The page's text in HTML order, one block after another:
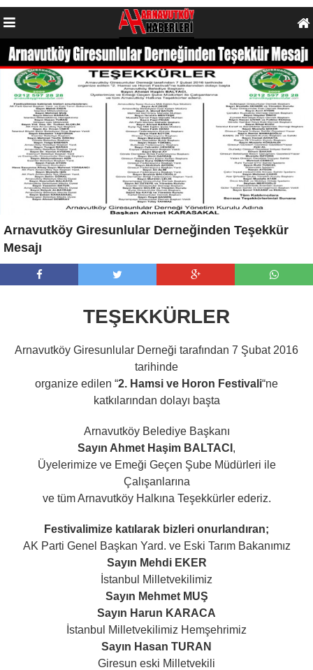
Arnavutköy Giresunlular Derneğinden Teşekkür
Mesajı
TEŞEKKÜRLER
Arnavutköy Giresunlular Derneği tarafından 7 Şubat 2016
tarihinde
organize edilen “2. Hamsi ve Horon Festivali“ne
katkılarından dolayı başta
Arnavutköy Belediye Başkanı
Sayın Ahmet Haşim BALTACI ,
Üyelerimize ve Emeği Geçen Şube Müdürleri ile
Çalışanlarına
ve tüm Arnavutköy Halkına Teşekkürler ederiz.
Festivalimize katılarak bizleri onurlandıran;
AK Parti Genel Başkan Yard. ve Eski Tarım Bakanımız
Sayın Mehdi EKER
İstanbul Milletvekilimiz
Sayın Mehmet MUŞ
Sayın Harun KARACA
İstanbul Milletvekilimiz Hemşehrimiz
Sayın Hasan TURAN
Giresun eski Milletvekili